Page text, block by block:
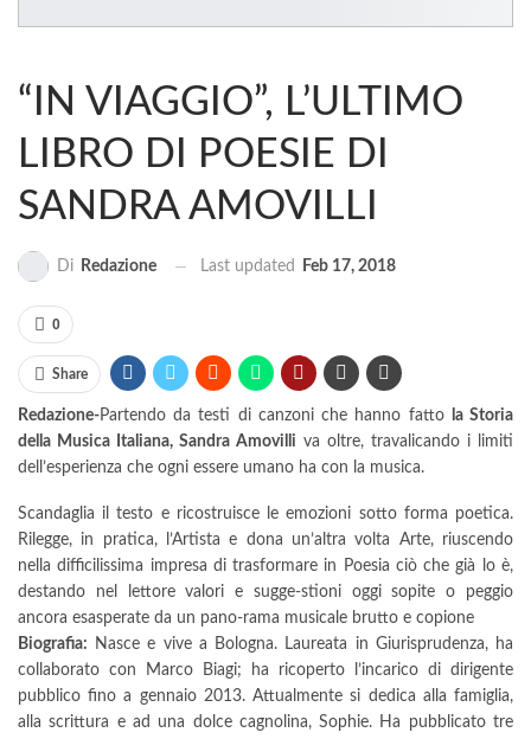
BUSSOLA PSICOLOGICA TRA PROTEZIONE E BUON SENSO
IN...
“IN VIAGGIO”, L’ULTIMO
LIBRO DI POESIE DI
SANDRA AMOVILLI
Di Redazione Last updated Feb 17, 2018
0
Share
Redazione-Partendo da testi di canzoni che hanno fatto
la Storia
della Musica Italiana, Sandra Amovilli va oltre, travalicando i limiti
dell’esperienza che ogni essere umano ha con la musica.
Scandaglia il testo e ricostruisce le emozioni sotto forma poetica.
Rilegge, in pratica, l’Artista e dona un’altra volta Arte, riuscendo
nella difficilissima impresa di trasformare in Poesia ciò che già lo è,
destando nel lettore valori e sugge-stioni oggi sopite o peggio
ancora esasperate da un pano-rama musicale brutto e copione
Biografia: Nasce e vive a Bologna. Laureata in Giurisprudenza, ha
collaborato con Marco Biagi; ha ricoperto l’incarico di dirigente
pubblico fino a gennaio 2013. Attualmente si dedica alla famiglia,
alla scrittura e ad una dolce cagnolina, Sophie. Ha pubblicato tre